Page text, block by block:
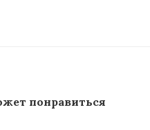
понравиться